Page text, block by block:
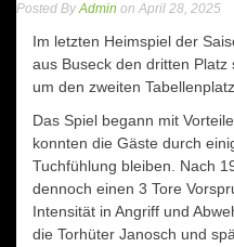
Posted ByAdmin on April 28, 2025
Im letzten Heimspiel der
aus Buseck den dritten
um den zweiten
Das Spiel begann mit
konnten die Gäste durch
Tuchfühlung bleiben. Nach
dennoch einen 3 Tore
Intensität in Angriff und
die Torhüter Janosch und